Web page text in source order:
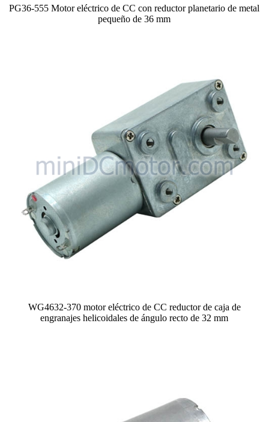
PG36-555 Motor eléctrico de CC con reductor planetario de metal
pequeño de 36 mm
WG4632-370 motor eléctrico de CC reductor de caja de
engranajes helicoidales de ángulo recto de 32 mm